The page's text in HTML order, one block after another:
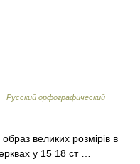
Русский орфографический
великих розмірів в
у 15 18 ст …